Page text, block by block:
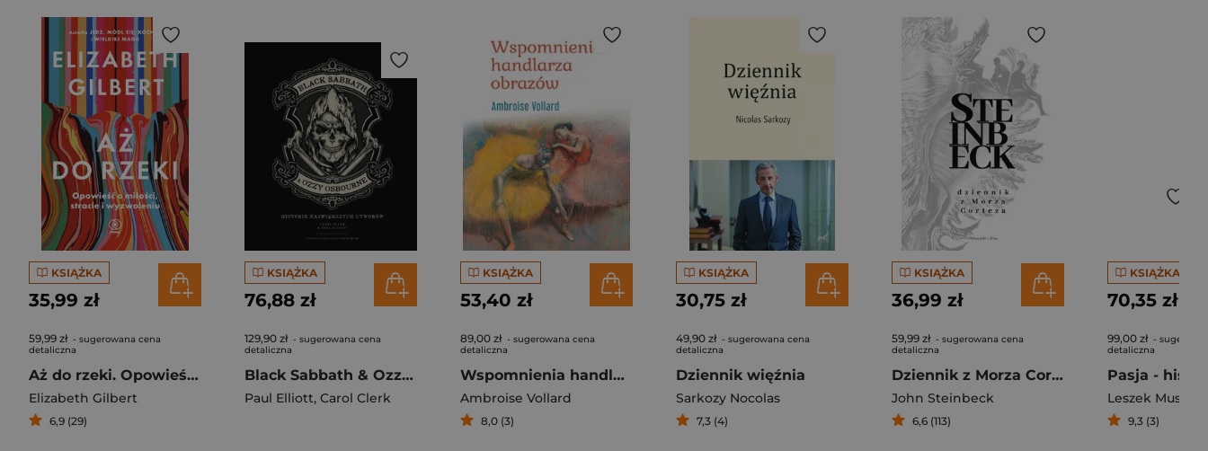
KSIĄŻKA
35,99 zł
59,99 zł - sugerowana cena
detaliczna
Aż do rzeki. Opowieść o miłości, stracie i wyzwoleniu
Elizabeth Gilbert
6,9 (29)
KSIĄŻKA
76,88 zł
129,90 zł - sugerowana cena
detaliczna
Black Sabbath & Ozzy Osbourne. Historie największych utworów
Paul Elliott, Carol Clerk
KSIĄŻKA
53,40 zł
89,00 zł - sugerowana cena
detaliczna
Wspomnienia handlarza obrazów
Ambroise Vollard
8,0 (3)
KSIĄŻKA
30,75 zł
49,90 zł - sugerowana cena
detaliczna
Dziennik więźnia
Sarkozy Nocolas
7,3 (4)
KSIĄŻKA
36,99 zł
59,99 zł - sugerowana cena
detaliczna
Dziennik z Morza Corteza
John Steinbeck
6,6 (113)
KSIĄŻKA
70,35 zł
99,00 zł -
detaliczna
Leszek Musiał
9,3 (3)